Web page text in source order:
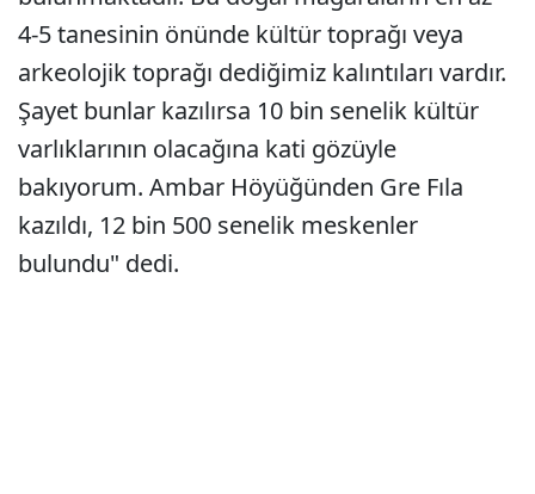
4-5 tanesinin önünde kültür toprağı veya
arkeolojik toprağı dediğimiz kalıntıları vardır.
Şayet bunlar kazılırsa 10 bin senelik kültür
varlıklarının olacağına kati gözüyle
bakıyorum. Ambar Höyüğünden Gre Fıla
kazıldı, 12 bin 500 senelik meskenler
bulundu" dedi.